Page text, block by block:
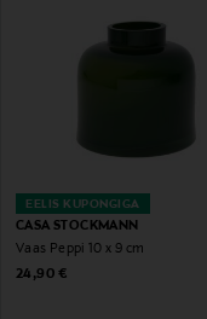
EELIS KUPONGIGA
CASA STOCKMANN
Vaas Peppi 10 x 9 cm
Original Price
24,90 €